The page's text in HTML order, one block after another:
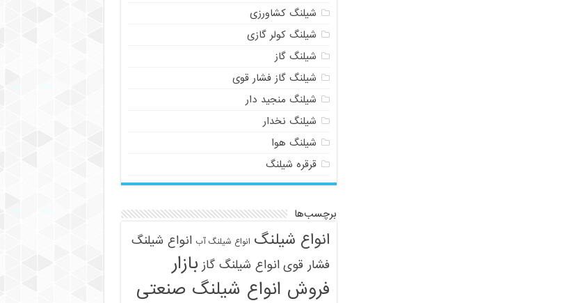
شیلنگ کشاورزی
شیلنگ کولر گازی
شیلنگ گاز
شیلنگ گاز فشار قوی
شیلنگ منجید دار
شیلنگ نخدار
شیلنگ هوا
قرقره شیلنگ
برچسب‌ها
انواع شیلنگ انواع شیلنگ آب انواع شیلنگ
فشار قوی انواع شیلنگ گاز بازار
فروش انواع شیلنگ صنعتی